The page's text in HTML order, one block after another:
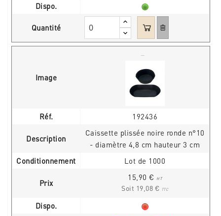
Dispo.
Quantité
Image
Réf. 192436
Description
Caissette plissée noire ronde n°10
- diamètre 4,8 cm hauteur 3 cm
Conditionnement
Lot de 1000
Prix
15,90 € HT
Soit 19,08 € TTC
Dispo.